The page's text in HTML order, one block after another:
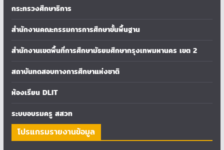
กระทรวงศึกษาธิการ
สำนักงานคณะกรรมการการศึกษาขั้นพื้นฐาน
สำนักงานเขตพื้นที่การศึกษามัธยมศึกษากรุงเทพมหานคร เขต 2
สถาบันทดสอบทางการศึกษาแห่งชาติ
ห้องเรียน DLIT
ระบบอบรมครู สสวท
โปรแกรมรายงานข้อมูล